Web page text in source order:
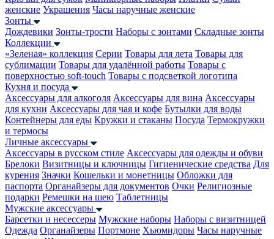
женские Украшения Часы наручные женские
Зонты
Дождевики Зонты-трости Наборы с зонтами Складные зонты
Коллекции
«Зеленая» коллекция Серии Товары для лета Товары для
сублимации Товары для удалённой работы Товары с
поверхностью soft-touch Товары с подсветкой логотипа
Кухня и посуда
Аксессуары для алкоголя Аксессуары для вина Аксессуары
для кухни Аксессуары для чая и кофе Бутылки для воды
Контейнеры для еды Кружки и стаканы Посуда Термокружки
и термосы
Личные аксессуары
Аксессуары в русском стиле Аксессуары для одежды и обуви
Брелоки Визитницы и ключницы Гигиенические средства Для
курения Значки Кошельки и монетницы Обложки для
паспорта Органайзеры для документов Очки Религиозные
подарки Ремешки на шею Таблетницы
Мужские аксессуары
Барсетки и несессеры Мужские наборы Наборы с визитницей
Одежда Органайзеры Портмоне Хьюмидоры Часы наручные